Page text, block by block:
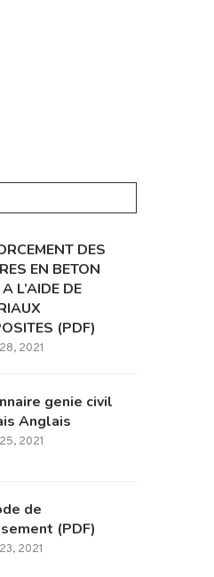
DES
EN BETON
L’AIDE DE
(PDF)
2021
genie civil
Anglais
2021
de
(PDF)
2021